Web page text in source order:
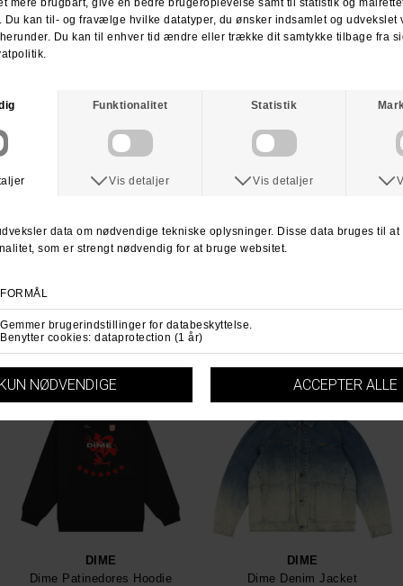
Dime Topo T-Shirt
DKK 399,-
Dime Classic Steampunk Tee Shirt
DKK 399,-
DIME
Dime Patinedores Hoodie
DIME
Dime Denim Jacket